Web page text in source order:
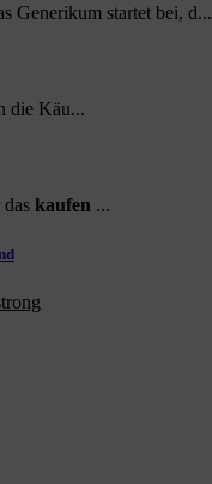
Generikum startet bei, d...
die Käu...
kaufen ...